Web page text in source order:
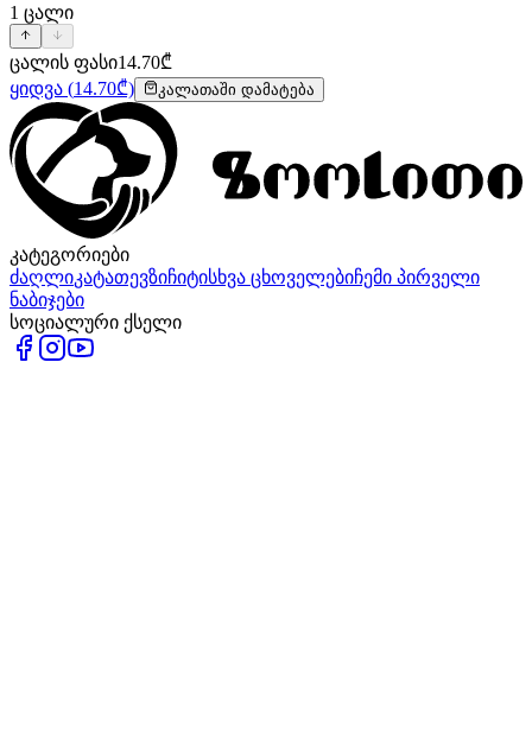
1 ცალი
ცალის ფასი14.70₾
ყიდვა (14.70₾) კალათაში დამატება
კატეგორიები
ძაღლიკატათევზიჩიტისხვა ცხოველებიჩემი პირველი
ნაბიჯები
სოციალური ქსელი